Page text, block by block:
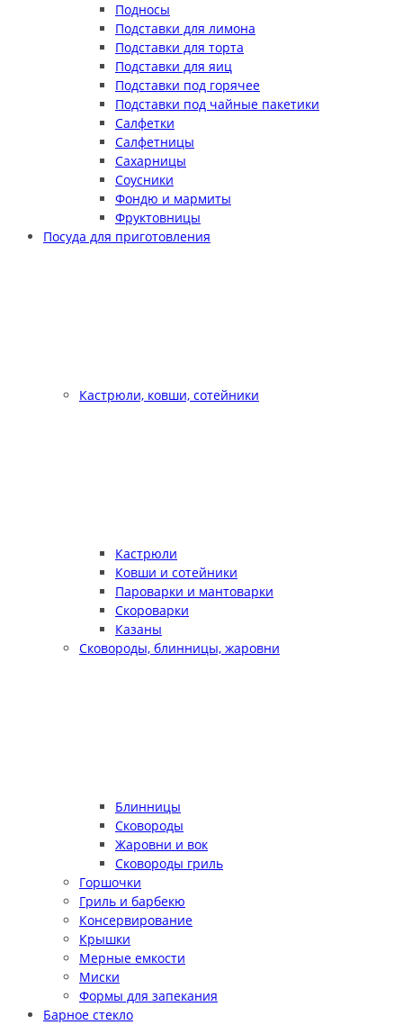
Подносы
Подставки для лимона
Подставки для торта
Подставки для яиц
Подставки под горячее
Подставки под чайные пакетики
Салфетки
Салфетницы
Сахарницы
Соусники
Фондю и мармиты
Фруктовницы
Посуда для приготовления
Кастрюли, ковши, сотейники
Кастрюли
Ковши и сотейники
Пароварки и мантоварки
Скороварки
Казаны
Сковороды, блинницы, жаровни
Блинницы
Сковороды
Жаровни и вок
Сковороды гриль
Горшочки
Гриль и барбекю
Консервирование
Крышки
Мерные емкости
Миски
Формы для запекания
Барное стекло